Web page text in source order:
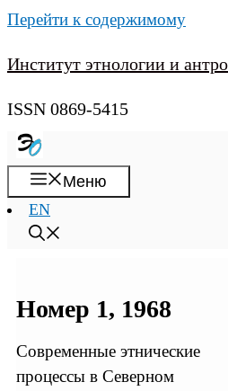
Перейти к содержимому
Институт этнологии и
ISSN 0869-5415
Меню
EN
Номер 1, 1968
Современные этнические
процессы в Северном